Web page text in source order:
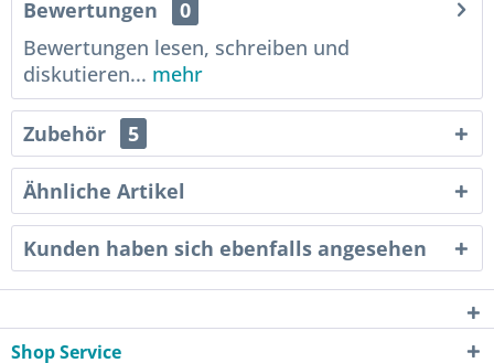
Bewertungen
0
Bewertungen lesen, schreiben und
diskutieren... mehr
Zubehör 5
Ähnliche Artikel
Kunden haben sich ebenfalls angesehen
Shop Service